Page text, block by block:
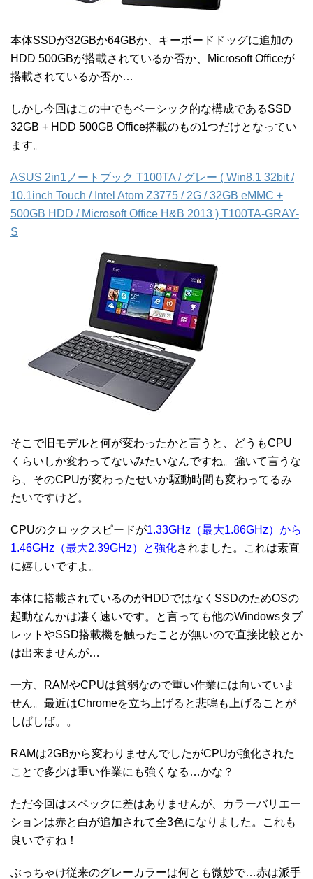
本体SSDが32GBか64GBか、キーボードドッグに追加の
HDD 500GBが搭載されているか否か、Microsoft Officeが
搭載されているか否か…
しかし今回はこの中でもベーシック的な構成であるSSD
32GB + HDD 500GB Office搭載のもの1つだけとなってい
ます。
ASUS 2in1ノートブック T100TA / グレー ( Win8.1 32bit /
10.1inch Touch / Intel Atom Z3775 / 2G / 32GB eMMC +
500GB HDD / Microsoft Office H&B 2013 ) T100TA-GRAY-
S
そこで旧モデルと何が変わったかと言うと、どうもCPU
くらいしか変わってないみたいなんですね。強いて言うな
ら、そのCPUが変わったせいか駆動時間も変わってるみ
たいですけど。
CPUのクロックスピードが1.33GHz（最大1.86GHz）から
1.46GHz（最大2.39GHz）と強化されました。これは素直
に嬉しいですよ。
本体に搭載されているのがHDDではなくSSDのためOSの
起動なんかは凄く速いです。と言っても他のWindowsタブ
レットやSSD搭載機を触ったことが無いので直接比較とか
は出来ませんが…
一方、RAMやCPUは貧弱なので重い作業には向いていま
せん。最近はChromeを立ち上げると悲鳴も上げることが
しばしば。。
RAMは2GBから変わりませんでしたがCPUが強化された
ことで多少は重い作業にも強くなる…かな？
ただ今回はスペックに差はありませんが、カラーバリエー
ションは赤と白が追加されて全3色になりました。これも
良いですね！
ぶっちゃけ従来のグレーカラーは何とも微妙で…赤は派手